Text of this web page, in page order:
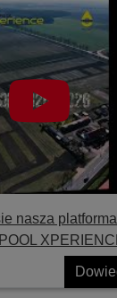
nasza platforma